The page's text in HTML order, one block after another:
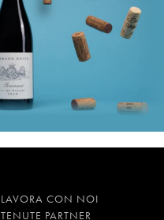
LAVORA CON NOI
TENUTE PARTNER